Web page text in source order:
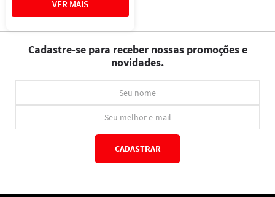
Cadastre-se para receber nossas promoções e
novidades.
CADASTRAR